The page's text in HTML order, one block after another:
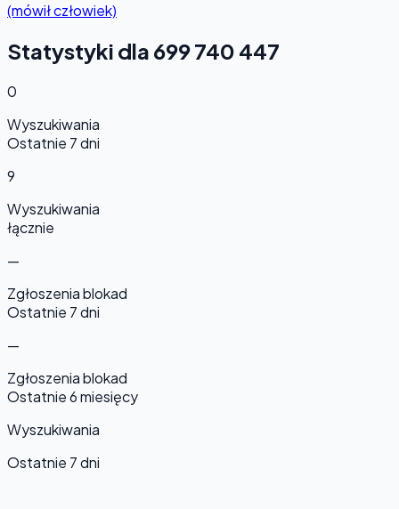
(mówił człowiek)
Statystyki dla 699 740 447
0
Wyszukiwania
Ostatnie 7 dni
9
Wyszukiwania
łącznie
—
Zgłoszenia blokad
Ostatnie 7 dni
—
Zgłoszenia blokad
Ostatnie 6 miesięcy
Wyszukiwania
Ostatnie 7 dni